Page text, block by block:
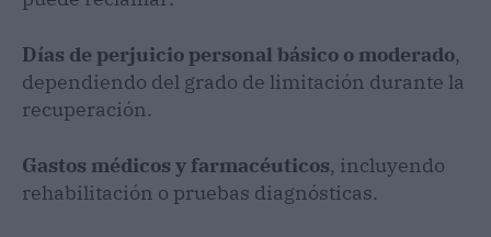
Días de perjuicio personal básico o moderado,
dependiendo del grado de limitación durante la
recuperación.
Gastos médicos y farmacéuticos, incluyendo
rehabilitación o pruebas diagnósticas.